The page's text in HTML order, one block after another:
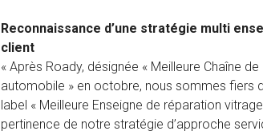
Reconnaissance d’une stratégie multi
client
« Après Roady, désignée « Meilleure Chaîne
automobile » en octobre, nous sommes fiers
label « Meilleure Enseigne de réparation
pertinence de notre stratégie d’approche